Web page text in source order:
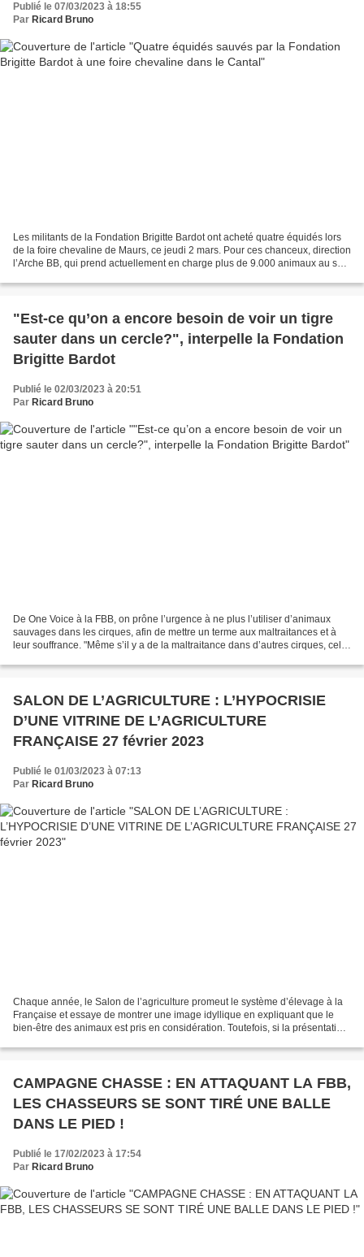
Publié le 07/03/2023 à 18:55
Par Ricard Bruno
Les militants de la Fondation Brigitte Bardot ont acheté quatre équidés lors
de la foire chevaline de Maurs, ce jeudi 2 mars. Pour ces chanceux, direction
l’Arche BB, qui prend actuellement en charge plus de 9.000 animaux au sein
"Est-ce qu’on a encore besoin de voir un tigre
sauter dans un cercle?", interpelle la Fondation
Brigitte Bardot
Publié le 02/03/2023 à 20:51
Par Ricard Bruno
De One Voice à la FBB, on prône l’urgence à ne plus l’utiliser d’animaux
sauvages dans les cirques, afin de mettre un terme aux maltraitances et à
leur souffrance. "Même s’il y a de la maltraitance dans d’autres cirques, celui
SALON DE L’AGRICULTURE : L’HYPOCRISIE
D’UNE VITRINE DE L’AGRICULTURE
FRANÇAISE 27 février 2023
Publié le 01/03/2023 à 07:13
Par Ricard Bruno
Chaque année, le Salon de l’agriculture promeut le système d’élevage à la
Française et essaye de montrer une image idyllique en expliquant que le
bien-être des animaux est pris en considération. Toutefois, si la présentation
CAMPAGNE CHASSE : EN ATTAQUANT LA FBB,
LES CHASSEURS SE SONT TIRÉ UNE BALLE
DANS LE PIED !
Publié le 17/02/2023 à 17:54
Par Ricard Bruno